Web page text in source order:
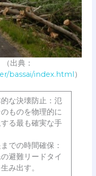
出典：
bassai/index.html）
な決壊防止：氾
ものを物理的に
る最も確実な手
での時間確保：
避難リードタイ
み出す。